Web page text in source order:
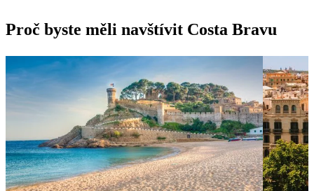
Proč byste měli navštívit Costa Bravu